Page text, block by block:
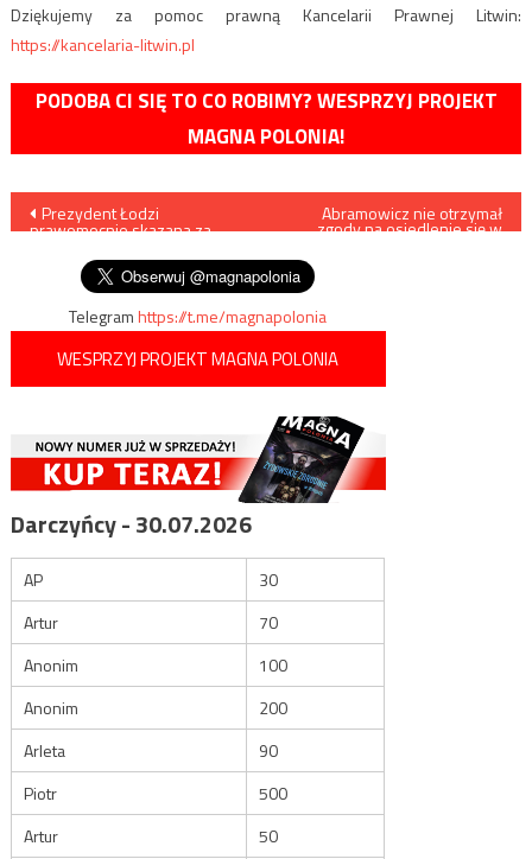
Dziękujemy za pomoc prawną Kancelarii Prawnej Litwin:
https://kancelaria-litwin.pl
PODOBA CI SIĘ TO CO ROBIMY? WESPRZYJ PROJEKT
MAGNA POLONIA!
Nawigacja
wpisu
Prezydent Łodzi
prawomocnie skazana za
Abramowicz nie otrzymał
zgody na osiedlenie się w
Telegramhttps://t.me/magnapolonia
WESPRZYJ PROJEKT MAGNA POLONIA
Darczyńcy - 30.07.2026
AP
30
Artur
70
Anonim
100
Anonim
200
Arleta
90
Piotr
500
Artur
50